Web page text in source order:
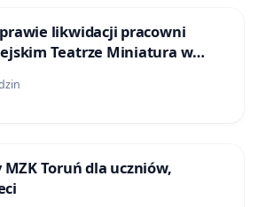
likwidacji pracowni
Teatrze Miniatura w
Toruń dla uczniów,